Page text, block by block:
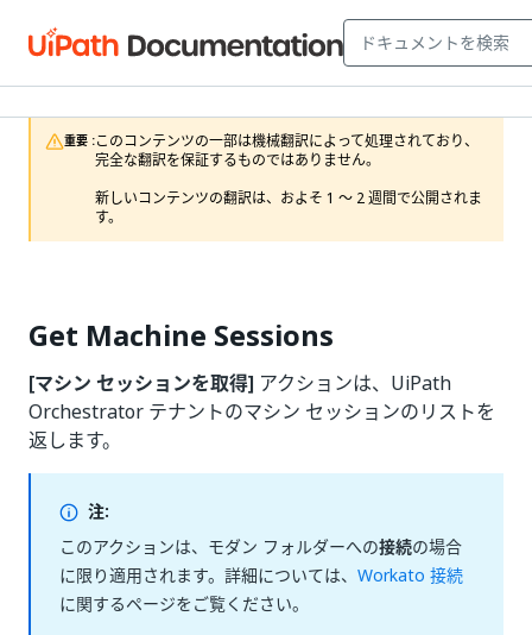
重要 :このコンテンツの一部は機械翻訳によって処理されており、
完全な翻訳を保証するものではありません。
新しいコンテンツの翻訳は、およそ 1 ～ 2 週間で公開されま
す。
Get Machine Sessions
[マシン セッションを取得] アクションは、UiPath
Orchestrator テナントのマシン セッションのリストを
返します。
注:
このアクションは、モダン フォルダーへの接続の場合
に限り適用されます。詳細については、 Workato 接続
に関するページをご覧ください。